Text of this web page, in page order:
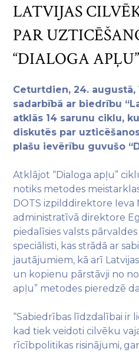
LATVIJAS
PAR
“DIALOGA
Ceturtdien, 24. augustā,
sadarbībā ar biedrību
atklās 14 sarunu ciklu,
diskutēs par
plašu ievērību guvušo
Atklājot “Dialoga apļu”
notiks metodes
DOTS izpilddirektore Ieva
administratīvā direktore
piedalīsies valsts
speciālisti, kas strādā ar
jautājumiem, kā arī
un kopienu pārstāvji no
apļu” metodes pieredzē
“Sabiedrības līdzdalībai ir
kad tiek veidoti cilvēku
rīcībpolitikas risinājumi,